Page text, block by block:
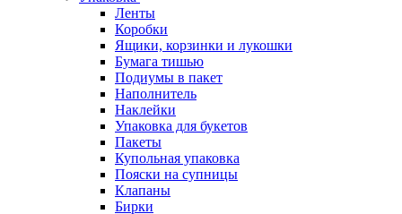
Ленты
Коробки
Ящики, корзинки и лукошки
Бумага тишью
Подиумы в пакет
Наполнитель
Наклейки
Упаковка для букетов
Пакеты
Купольная упаковка
Пояски на супницы
Клапаны
Бирки